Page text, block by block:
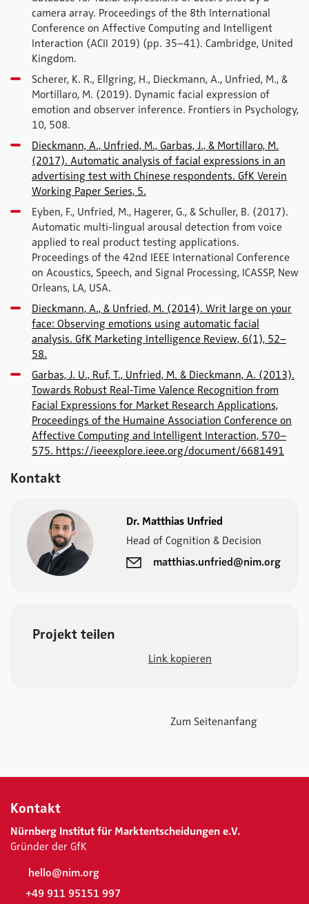
camera array. Proceedings of the 8th International
Conference on Affective Computing and Intelligent
Interaction (ACII 2019) (pp. 35–41). Cambridge, United
Kingdom.
Scherer, K. R., Ellgring, H., Dieckmann, A., Unfried, M., &
Mortillaro, M. (2019). Dynamic facial expression of
emotion and observer inference. Frontiers in Psychology,
10, 508.
Dieckmann, A., Unfried, M., Garbas, J., & Mortillaro, M.
(2017). Automatic analysis of facial expressions in an
advertising test with Chinese respondents. GfK Verein
Working Paper Series, 5.
Eyben, F., Unfried, M., Hagerer, G., & Schuller, B. (2017).
Automatic multi-lingual arousal detection from voice
applied to real product testing applications.
Proceedings of the 42nd IEEE International Conference
on Acoustics, Speech, and Signal Processing, ICASSP, New
Orleans, LA, USA.
Dieckmann, A., & Unfried, M. (2014). Writ large on your
face: Observing emotions using automatic facial
analysis. GfK Marketing Intelligence Review, 6(1), 52–
58.
Garbas, J. U., Ruf, T., Unfried, M. & Dieckmann, A. (2013).
Towards Robust Real-Time Valence Recognition from
Facial Expressions for Market Research Applications,
Proceedings of the Humaine Association Conference on
Affective Computing and Intelligent Interaction, 570–
575. https://ieeexplore.ieee.org/document/6681491
Kontakt
Dr. Matthias Unfried
Head of Cognition & Decision
matthias.unfried@nim.org
Projekt teilen
Link kopieren
Zum Seitenanfang
Kontakt
Nürnberg Institut für Marktentscheidungen e.V.
Gründer der GfK
hello@nim.org
+49 911 95151 997